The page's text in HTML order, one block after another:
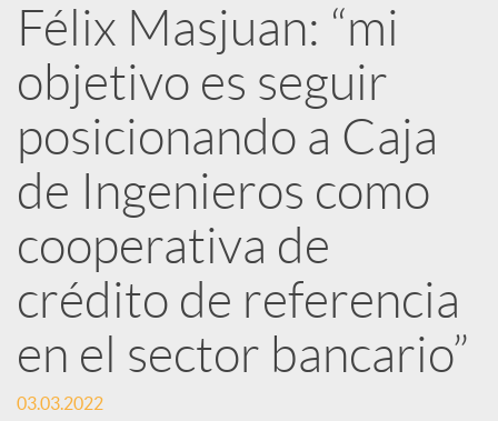
b
l
i
c
a
d
Félix Masjuan: “mi
objetivo es seguir
posicionando a Caja
de Ingenieros como
cooperativa de
crédito de referencia
en el sector bancario”
03.03.2022